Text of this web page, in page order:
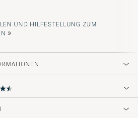
UND HILFESTELLUNG ZUM R
»